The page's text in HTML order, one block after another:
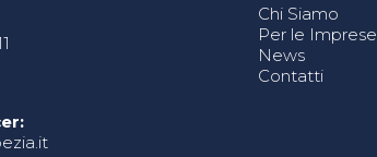
Chi Siamo
Per le Imprese
News
Contatti